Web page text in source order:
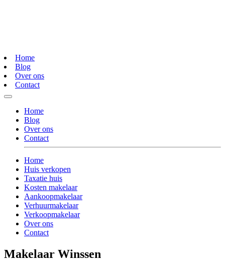
Home
Blog
Over ons
Contact
Home
Blog
Over ons
Contact
Home
Huis verkopen
Taxatie huis
Kosten makelaar
Aankoopmakelaar
Verhuurmakelaar
Verkoopmakelaar
Over ons
Contact
Makelaar Winssen